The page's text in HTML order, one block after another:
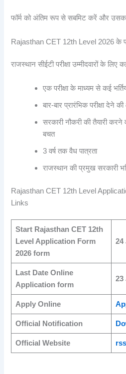
फॉर्म को अंतिम रूप से सबमिट करें और
Rajasthan CET 12th Level 2026 के
राजस्थान सीईटी परीक्षा उम्मीदवारों के
एक परीक्षा के माध्यम से कई
बार-बार प्रारंभिक परीक्षा देने
सरकारी नौकरी की तैयारी करने
बचत
3 वर्ष तक वैध पात्रता
राजस्थान की प्रमुख सरकारी
Rajasthan CET 12th Level
Links
Start Rajasthan CET 12th
Level Application Form
2026 form
24
Last Date Online
Application form
23
Apply Online
Official Notification
Official Website